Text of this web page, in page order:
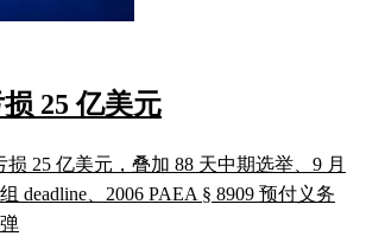
25 亿美元
损 25 亿美元，叠加 88 天中期选举、9 月
deadline、2006 PAEA § 8909 预付义务